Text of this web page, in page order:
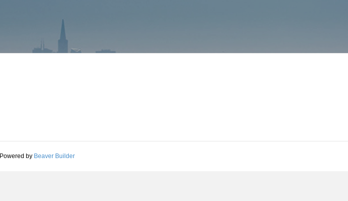
Powered by Beaver Builder